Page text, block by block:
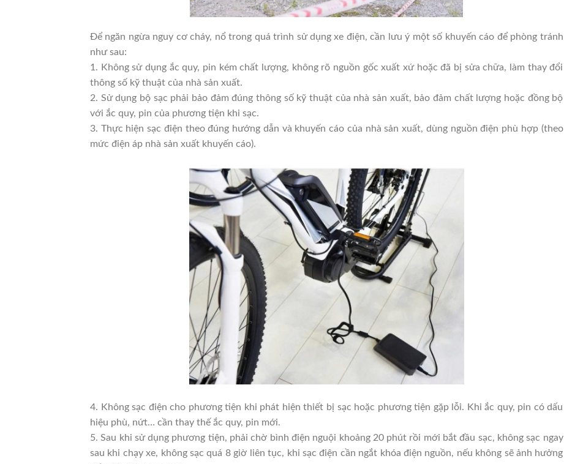
Để ngăn ngừa nguy cơ cháy, nổ trong quá trình sử dụng xe điện, cần lưu ý một số khuyến cáo để phòng tránh
như sau:
1. Không sử dụng ắc quy, pin kém chất lượng, không rõ nguồn gốc xuất xứ hoặc đã bị sửa chữa, làm thay đổi
thông số kỹ thuật của nhà sản xuất.
2. Sử dụng bộ sạc phải bảo đảm đúng thông số kỹ thuật của nhà sản xuất, bảo đảm chất lượng hoặc đồng bộ
với ắc quy, pin của phương tiện khi sạc.
3. Thực hiện sạc điện theo đúng hướng dẫn và khuyến cáo của nhà sản xuất, dùng nguồn điện phù hợp (theo
mức điện áp nhà sản xuất khuyến cáo).
4. Không sạc điện cho phương tiện khi phát hiện thiết bị sạc hoặc phương tiện gặp lỗi. Khi ắc quy, pin có dấu
hiệu phù, nứt… cần thay thế ắc quy, pin mới.
5. Sau khi sử dụng phương tiện, phải chờ bình điện nguội khoảng 20 phút rồi mới bắt đầu sạc, không sạc ngay
sau khi chạy xe, không sạc quá 8 giờ liên tục, khi sạc điện cần ngắt khóa điện nguồn, nếu không sẽ ảnh hưởng